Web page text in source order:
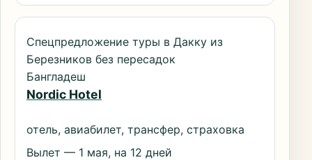
Спецпредложение туры в Дакку из
Березников без пересадок
Бангладеш
Nordic Hotel
отель, авиабилет, трансфер, страховка
Вылет — 1 мая, на 12 дней